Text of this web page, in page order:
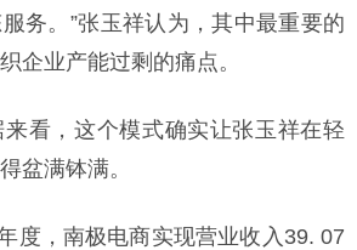
务。”张玉祥认为，其中最重要的
企业产能过剩的痛点。
看，这个模式确实让张玉祥在轻
盆满钵满。
度，南极电商实现营业收入39. 07